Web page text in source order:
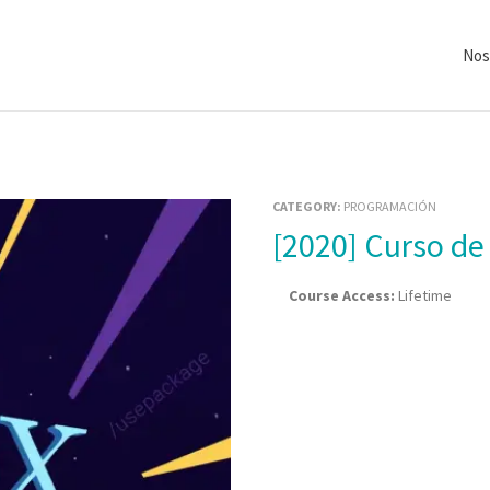
CATEGORY: PROGRAMACIÓN
[2020] Curso
Course Access:Lifetime